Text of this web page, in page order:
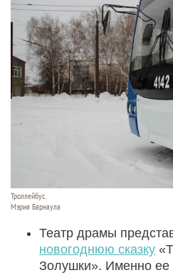
Троллейбус.
Мэрия Барнаула
Театр драмы
новогоднюю сказку
Золушки». Именно ее